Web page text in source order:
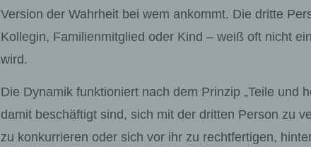
Version der Wahrheit bei wem ankommt. Die dritte
Kollegin, Familienmitglied oder Kind – weiß oft nicht
wird.
Die Dynamik funktioniert nach dem Prinzip „Teile und
damit beschäftigt sind, sich mit der dritten Person zu
zu konkurrieren oder sich vor ihr zu rechtfertigen,